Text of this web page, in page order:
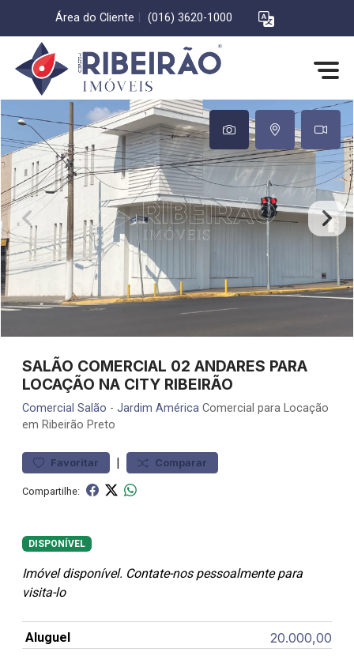
Área do Cliente (016) 3620-1000
SALÃO COMERCIAL 02 ANDARES PARA
LOCAÇÃO NA CITY RIBEIRÃO
Comercial Salão - Jardim América Comercial para Locação
em Ribeirão Preto
Favoritar | Comparar
Compartilhe:
DISPONÍVEL
Imóvel disponível. Contate-nos pessoalmente para
visita-lo
Aluguel 20.000,00